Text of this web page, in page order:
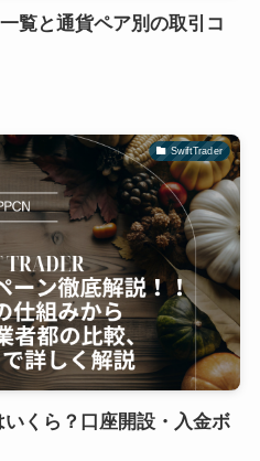
覧と通貨ペア別の取引コ
SwiftTrader
くら？口座開設・入金ボ